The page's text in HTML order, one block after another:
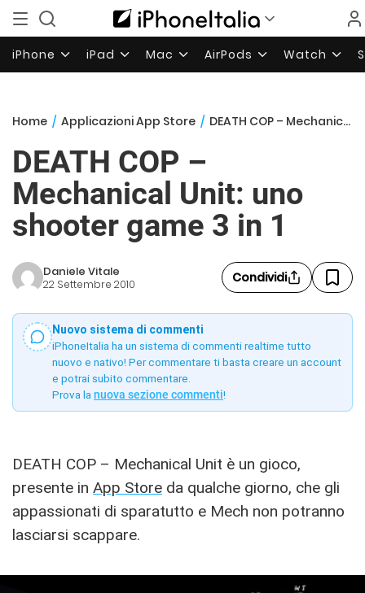
iPhone iPad Mac AirPods Watch
Home / Applicazioni App Store / DEATH COP – Mechanical Unit: uno shooter game 3 in 1
DEATH COP –
Mechanical Unit: uno
shooter game 3 in 1
Daniele Vitale
22 Settembre 2010 Condividi
Nuovo sistema di commenti
iPhoneItalia ha un sistema di commenti realtime tutto
nuovo e nativo! Per commentare ti basta creare un account
e potrai subito commentare.
Prova la nuova sezione commenti!
DEATH COP – Mechanical Unit è un gioco,
presente in App Store da qualche giorno, che gli
appassionati di sparatutto e Mech non potranno
lasciarsi scappare.